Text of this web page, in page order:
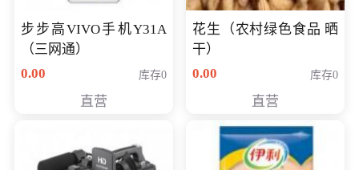
步步高VIVO手机Y31A
（三网通）
0.00
库存0
直营
花生（农村绿色食品 晒
干）
0.00
库存0
直营